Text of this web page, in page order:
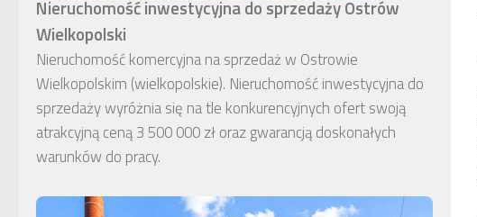
Nieruchomość inwestycyjna do sprzedaży Ostrów
Wielkopolski
Nieruchomość komercyjna na sprzedaż w Ostrowie
Wielkopolskim (wielkopolskie). Nieruchomość inwestycyjna do
sprzedaży wyróżnia się na tle konkurencyjnych ofert swoją
atrakcyjną ceną 3 500 000 zł oraz gwarancją doskonałych
warunków do pracy.